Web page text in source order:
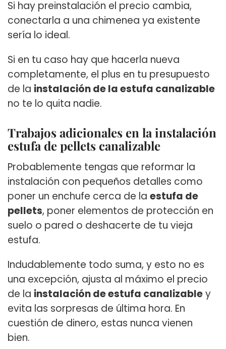
Si hay preinstalación el precio cambia,
conectarla a una chimenea ya existente
sería lo ideal.
Si en tu caso hay que hacerla nueva
completamente, el plus en tu presupuesto
de la instalación de la estufa canalizable
no te lo quita nadie.
Trabajos adicionales en la instalación
estufa de pellets canalizable
Probablemente tengas que reformar la
instalación con pequeños detalles como
poner un enchufe cerca de la estufa de
pellets, poner elementos de protección en
suelo o pared o deshacerte de tu vieja
estufa.
Indudablemente todo suma, y esto no es
una excepción, ajusta al máximo el precio
de la instalación de estufa canalizabley
evita las sorpresas de última hora. En
cuestión de dinero, estas nunca vienen
bien.